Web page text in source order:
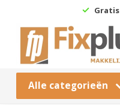
Gratis
Alle categorieën